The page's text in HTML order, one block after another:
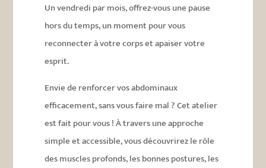
Un vendredi par mois, offrez-vous une pause
hors du temps, un moment pour vous
reconnecter à votre corps et apaiser votre
esprit.
Envie de renforcer vos abdominaux
efficacement, sans vous faire mal ? Cet atelier
est fait pour vous ! À travers une approche
simple et accessible, vous découvrirez le rôle
des muscles profonds, les bonnes postures, les